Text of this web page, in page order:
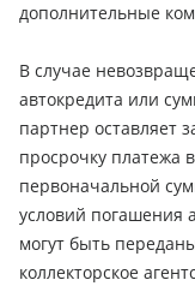
дополнительные
В случае
автокредита или
партнер оставляет
просрочку платежа
первоначальной
условий погашения
могут быть
коллекторское